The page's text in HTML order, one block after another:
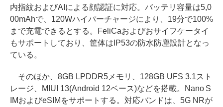
内指紋およびAIによる顔認証に対応。バッテリ容量は5,0
00mAhで、120Wハイパーチャージにより、19分で100%
まで充電できるとする。FeliCaおよびおサイフケータイ
もサポートしており、筐体はIP53の防水防塵設計となっ
ている。
そのほか、8GB LPDDR5メモリ、128GB UFS 3.1スト
レージ、MIUI 13(Android 12ベース)などを搭載。Nano S
IMおよびeSIMをサポートする。対応バンドは、5G NRが